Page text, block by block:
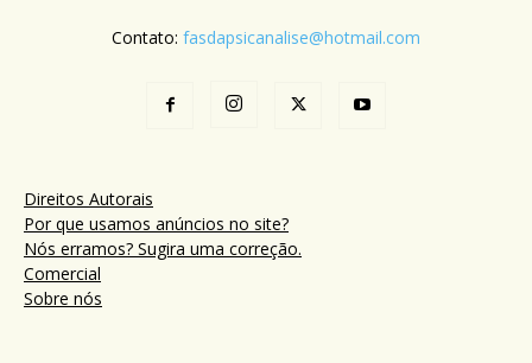
Contato: fasdapsicanalise@hotmail.com
Direitos Autorais
Por que usamos anúncios no site?
Nós erramos? Sugira uma correção.
Comercial
Sobre nós